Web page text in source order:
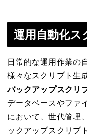
運用自動化ス
日常的な運用作業の
様々なスクリプト生
バックアップスクリ
データベースやファ
において、世代管理
ックアップスクリプ